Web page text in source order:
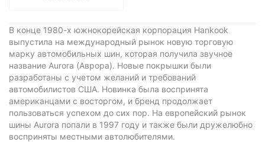
В конце 1980-х южнокорейская корпорация Hankook
выпустила на международный рынок новую торговую
марку автомобильных шин, которая получила звучное
название Aurora (Аврора). Новые покрышки были
разработаны с учетом желаний и требований
автомобилистов США. Новинка была воспринята
американцами с восторгом, и бренд продолжает
пользоваться успехом до сих пор. На европейский рынок
шины Aurora попали в 1997 году и также были дружелюбно
восприняты местными автолюбителями.